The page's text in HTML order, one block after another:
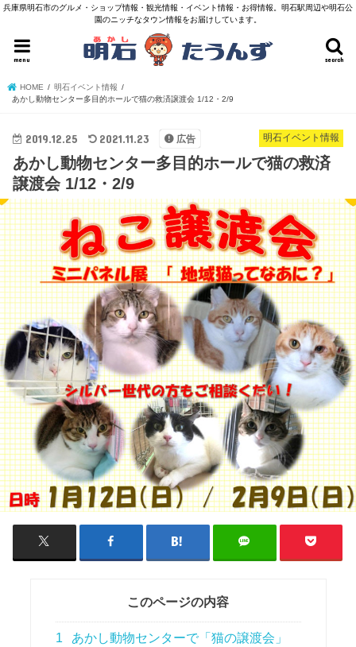
兵庫県明石市のグルメ・ショップ情報・観光情報・イベント情報・お得情報。明石駅周辺や明石公
園のニッチなタウン情報をお届けしています。
search
menu
HOME
明石イベント情報
あかし動物センター多目的ホールで猫の救済譲渡会 1/12・2/9
明石イベント情報
2019.12.25 2021.11.23 広告
あかし動物センター多目的ホールで猫の救済
譲渡会 1/12・2/9
このページの内容
1 あかし動物センターで「猫の譲渡会」